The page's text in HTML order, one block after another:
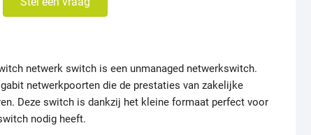
netwerk switch is een unmanaged netwerkswitch.
netwerkpoorten die de prestaties van zakelijke
Deze switch is dankzij het kleine formaat perfect voor
nodig heeft.